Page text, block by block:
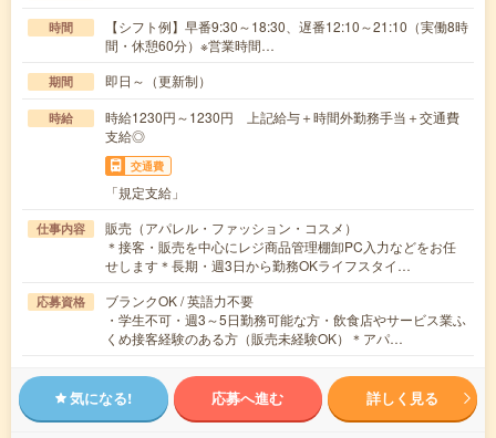
時間
【シフト例】早番9:30～18:30、遅番12:10～21:10（実働8時
間・休憩60分）※営業時間…
期間 即日～（更新制）
時給
時給1230円～1230円 上記給与＋時間外勤務手当＋交通費
支給◎
交通費
「規定支給」
仕事内容
販売（アパレル・ファッション・コスメ）
＊接客・販売を中心にレジ商品管理棚卸PC入力などをお任
せします＊長期・週3日から勤務OKライフスタイ…
応募資格
ブランクOK / 英語力不要
・学生不可・週3～5日勤務可能な方・飲食店やサービス業ふ
くめ接客経験のある方（販売未経験OK）＊アパ…
気になる! 応募へ進む 詳しく見る